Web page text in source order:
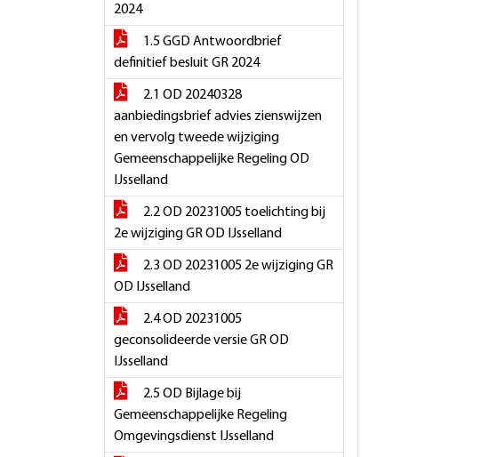
2024
1.5 GGD Antwoordbrief
definitief besluit GR 2024
2.1 OD 20240328
aanbiedingsbrief advies zienswijzen
en vervolg tweede wijziging
Gemeenschappelijke Regeling OD
IJsselland
2.2 OD 20231005 toelichting bij
2e wijziging GR OD IJsselland
2.3 OD 20231005 2e wijziging GR
OD IJsselland
2.4 OD 20231005
geconsolideerde versie GR OD
IJsselland
2.5 OD Bijlage bij
Gemeenschappelijke Regeling
Omgevingsdienst IJsselland